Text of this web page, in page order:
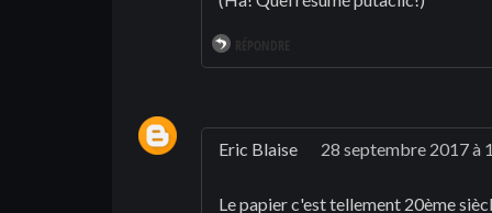
Eric Blaise 28 septembre 2017 à
Le papier c'est tellement 20ème